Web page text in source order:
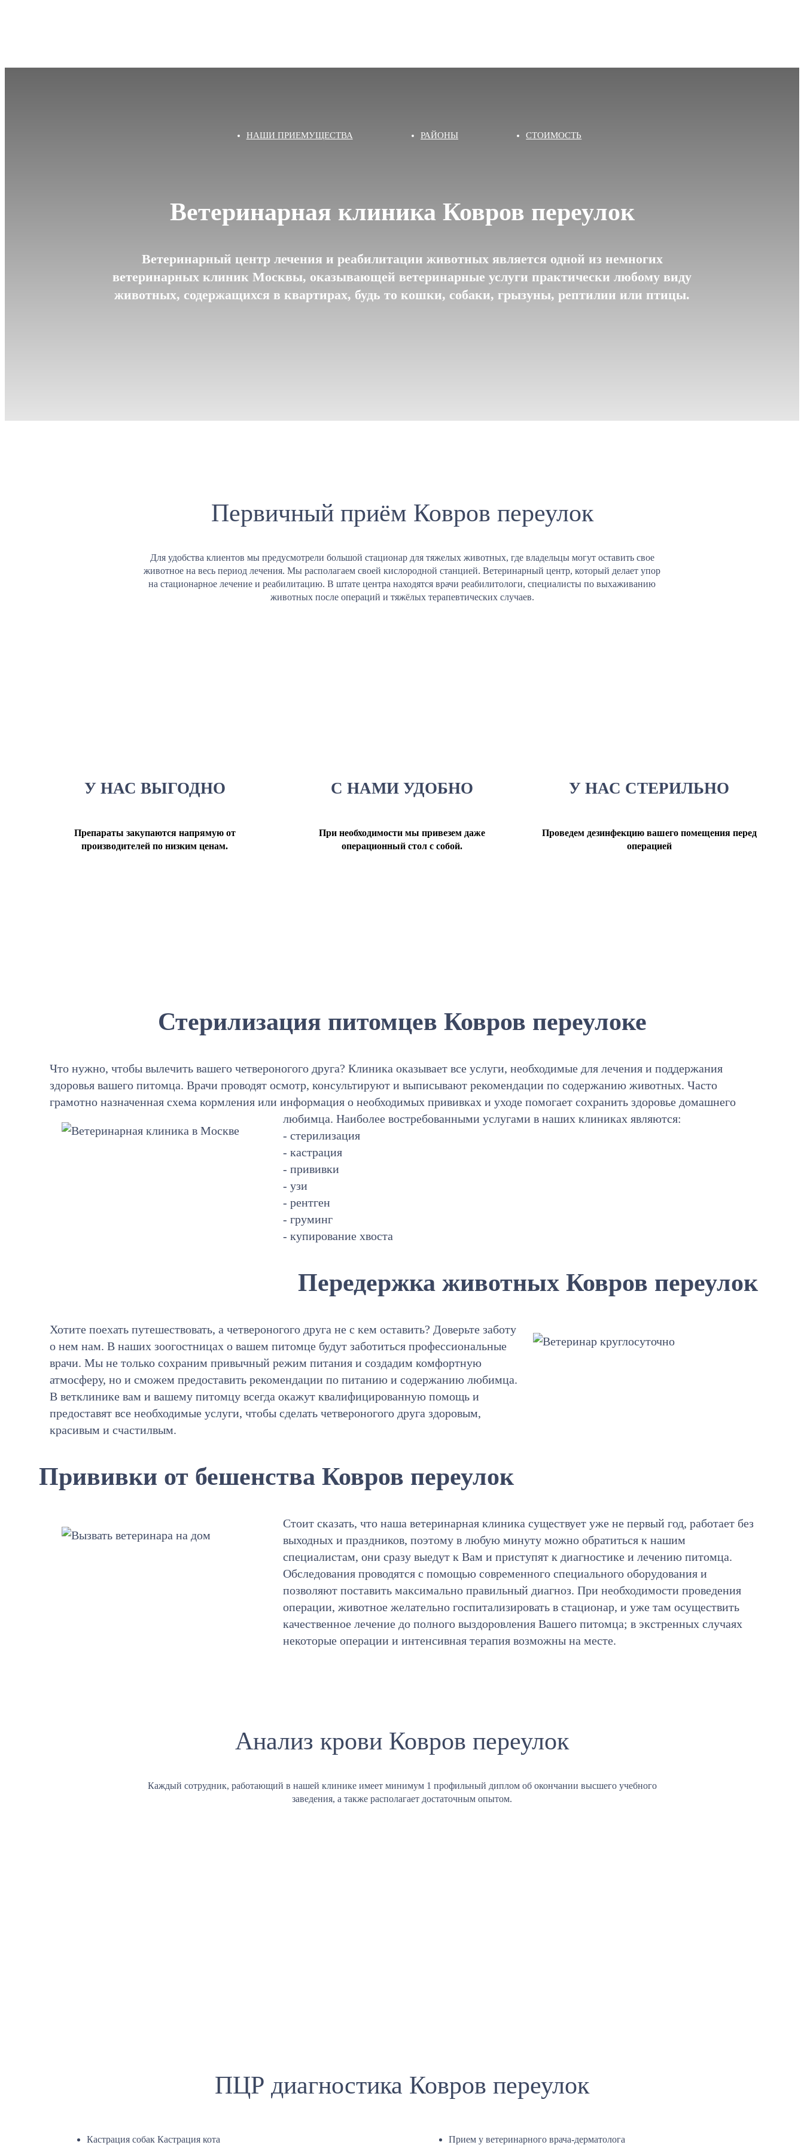
НАШИ ПРИЕМУЩЕСТВА РАЙОНЫ СТОИМОСТЬ
Ветеринарная клиника Ковров переулок
Ветеринарный центр лечения и реабилитации животных является одной из немногих
ветеринарных клиник Москвы, оказывающей ветеринарные услуги практически любому виду
животных, содержащихся в квартирах, будь то кошки, собаки, грызуны, рептилии или птицы.
Первичный приём Ковров переулок
Для удобства клиентов мы предусмотрели большой стационар для тяжелых животных, где владельцы могут оставить свое
животное на весь период лечения. Мы располагаем своей кислородной станцией. Ветеринарный центр, который делает упор
на стационарное лечение и реабилитацию. В штате центра находятся врачи реабилитологи, специалисты по выхаживанию
животных после операций и тяжёлых терапевтических случаев.
У НАС ВЫГОДНО
Препараты закупаются напрямую от
производителей по низким ценам.
С НАМИ УДОБНО
При необходимости мы привезем даже
операционный стол с собой.
У НАС СТЕРИЛЬНО
Проведем дезинфекцию вашего помещения перед
операцией
Стерилизация питомцев Ковров переулоке
Что нужно, чтобы вылечить вашего четвероногого друга? Клиника оказывает все услуги, необходимые для лечения и поддержания
здоровья вашего питомца. Врачи проводят осмотр, консультируют и выписывают рекомендации по содержанию животных. Часто
грамотно назначенная схема кормления или информация о необходимых прививках и уходе помогает сохранить здоровье домашнего
любимца. Наиболее востребованными услугами в наших клиниках являются:
- стерилизация
- кастрация
- прививки
- узи
- рентген
- груминг
- купирование хвоста
Передержка животных Ковров переулок
Хотите поехать путешествовать, а четвероногого друга не с кем оставить? Доверьте заботу
о нем нам. В наших зоогостницах о вашем питомце будут заботиться профессиональные
врачи. Мы не только сохраним привычный режим питания и создадим комфортную
атмосферу, но и сможем предоставить рекомендации по питанию и содержанию любимца.
В ветклинике вам и вашему питомцу всегда окажут квалифицированную помощь и
предоставят все необходимые услуги, чтобы сделать четвероногого друга здоровым,
красивым и счастилвым.
Прививки от бешенства Ковров переулок
Стоит сказать, что наша ветеринарная клиника существует уже не первый год, работает без
выходных и праздников, поэтому в любую минуту можно обратиться к нашим
специалистам, они сразу выедут к Вам и приступят к диагностике и лечению питомца.
Обследования проводятся с помощью современного специального оборудования и
позволяют поставить максимально правильный диагноз. При необходимости проведения
операции, животное желательно госпитализировать в стационар, и уже там осуществить
качественное лечение до полного выздоровления Вашего питомца; в экстренных случаях
некоторые операции и интенсивная терапия возможны на месте.
Анализ крови Ковров переулок
Каждый сотрудник, работающий в нашей клинике имеет минимум 1 профильный диплом об окончании высшего учебного
заведения, а также располагает достаточным опытом.
ПЦР диагностика Ковров переулок
Кастрация собак Кастрация кота Прием у ветеринарного врача-дерматолога